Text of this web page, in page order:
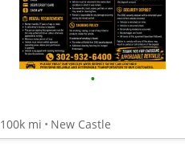
•
100k mi New Castle